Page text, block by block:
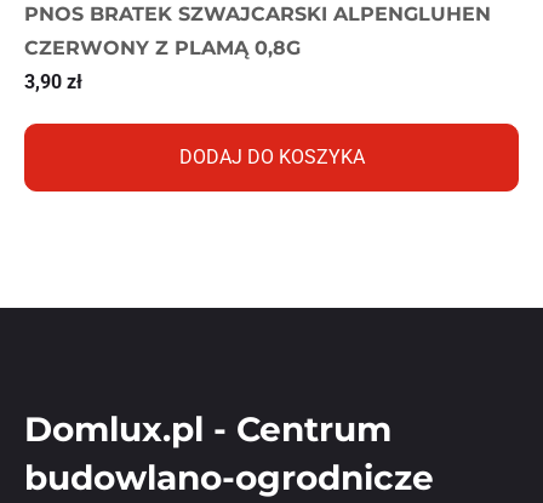
PNOS BRATEK SZWAJCARSKI ALPENGLUHEN
CZERWONY Z PLAMĄ 0,8G
3,90 zł
DODAJ DO KOSZYKA
Domlux.pl - Centrum
budowlano-ogrodnicze